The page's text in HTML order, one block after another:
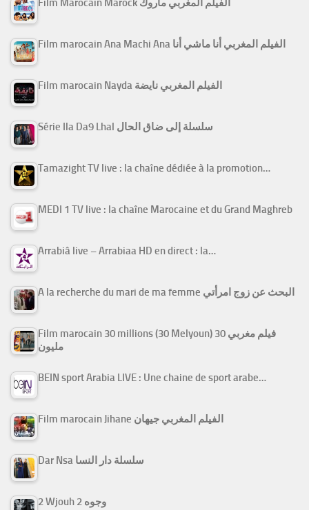
Film marocain Ana Machi Ana الفيلم المغربي أنا ماشي أنا
Film marocain Nayda الفيلم المغربي نايضة
Série Ila Da9 Lhal سلسلة إلى ضاق الحال
Tamazight TV live : la chaîne dédiée à la promotion…
MEDI 1 TV live : la chaîne Marocaine et du Grand Maghreb
Arrabiâ live – Arrabiaa HD en direct : la…
A la recherche du mari de ma femme البحث عن زوج امرأتي
Film marocain 30 millions (30 Melyoun) فيلم مغربي 30
مليون
BEIN sport Arabia LIVE : Une chaine de sport arabe…
Film marocain Jihane الفيلم المغربي جيهان
Dar Nsa سلسلة دار النسا
2 Wjouh 2 وجوه